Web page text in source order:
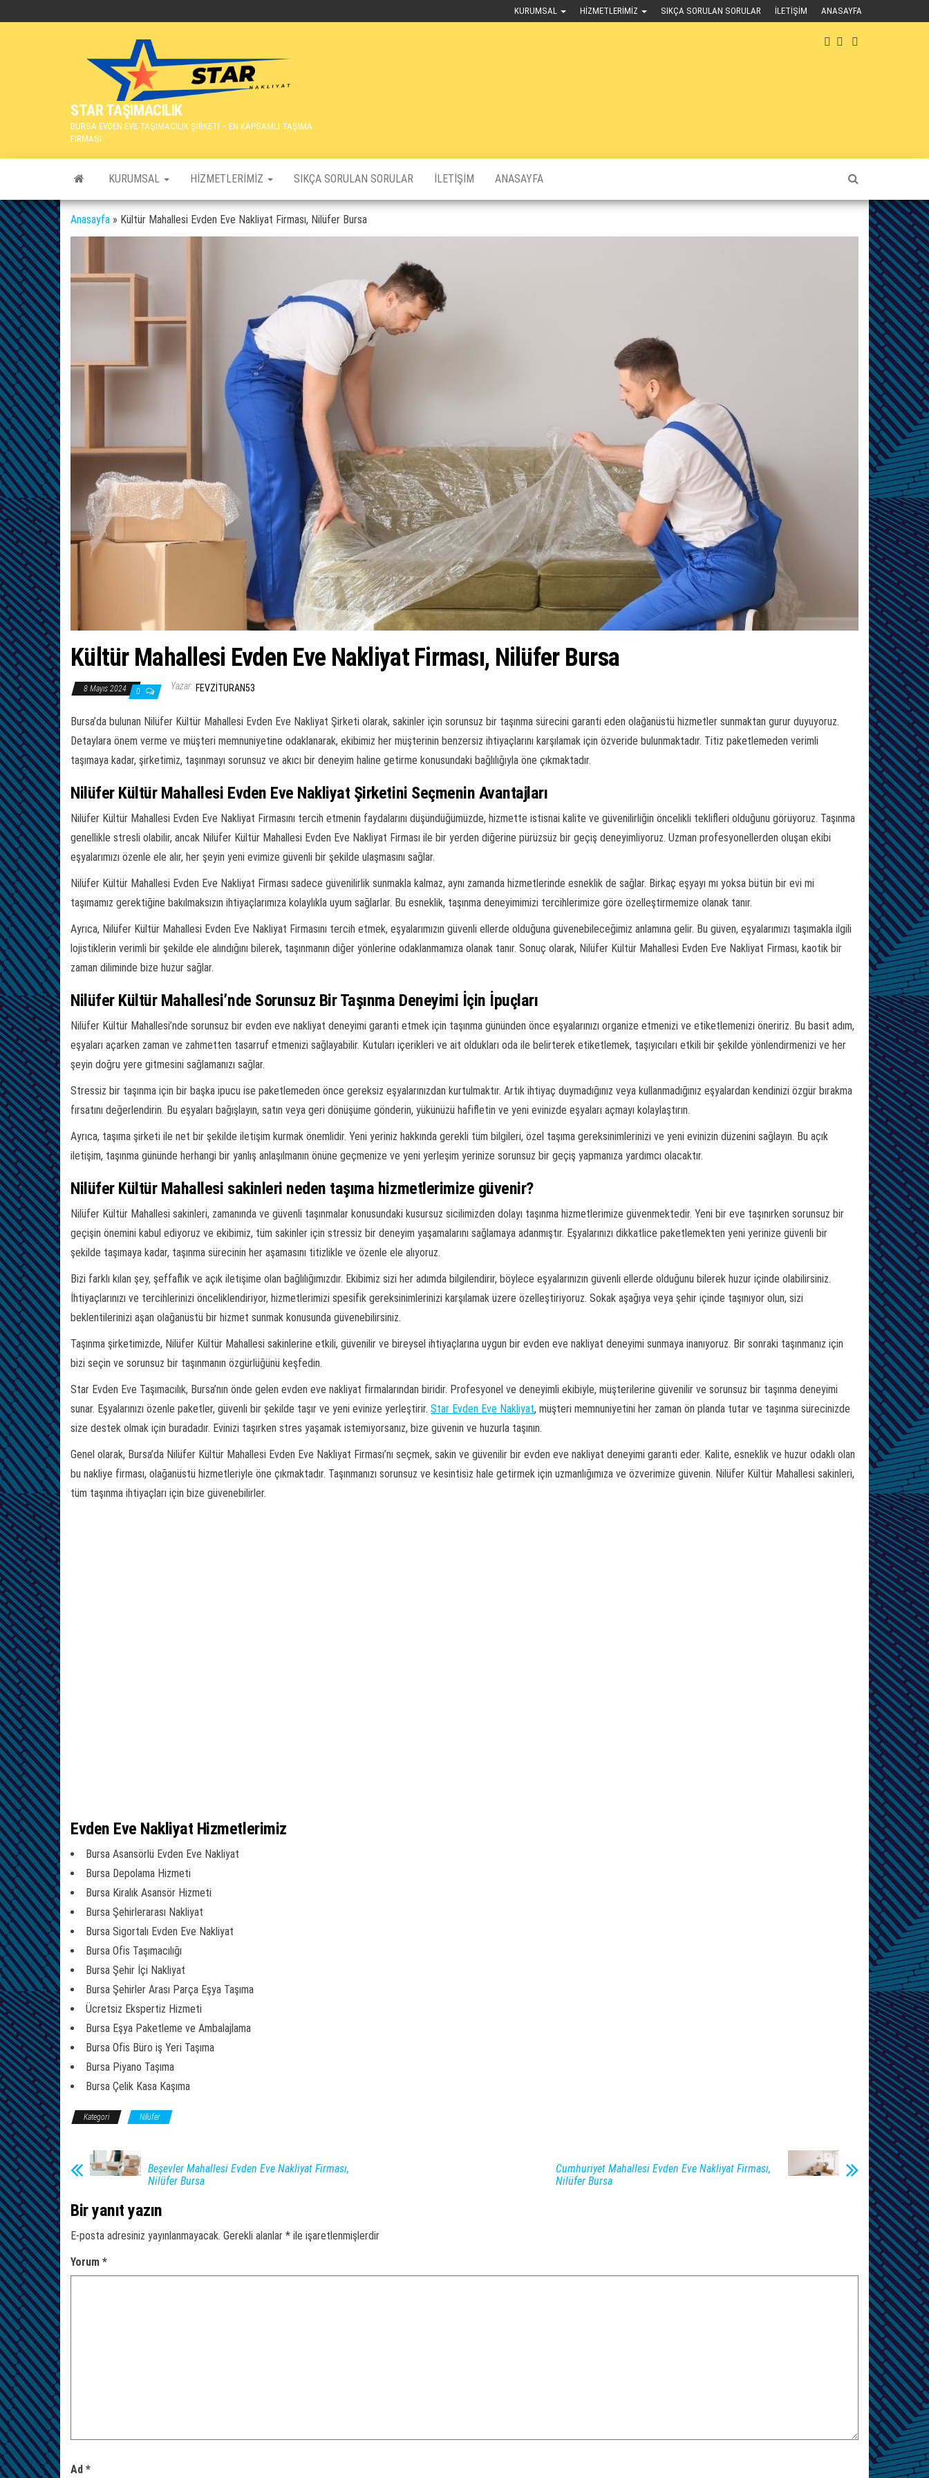
KURUMSAL HIZMETLERIMIZ SIKÇA SORULAN SORULAR İLETIŞIM ANASAYFA
STAR TAŞIMACILIK
BURSA EVDEN EVE TAŞIMACILIK ŞİRKETİ – EN KAPSAMLI TAŞIMA
FİRMASI
KURUMSAL HIZMETLERIMIZ SIKÇA SORULAN SORULAR İLETIŞIM ANASAYFA
Anasayfa » Kültür Mahallesi Evden Eve Nakliyat Firması, Nilüfer Bursa
Kültür Mahallesi Evden Eve Nakliyat Firması, Nilüfer Bursa
8 Mayıs 2024 0 Yazar: FEVZITURAN53
Bursa’da bulunan Nilüfer Kültür Mahallesi Evden Eve Nakliyat Şirketi olarak, sakinler için sorunsuz bir taşınma sürecini garanti eden olağanüstü hizmetler sunmaktan gurur duyuyoruz.
Detaylara önem verme ve müşteri memnuniyetine odaklanarak, ekibimiz her müşterinin benzersiz ihtiyaçlarını karşılamak için özveride bulunmaktadır. Titiz paketlemeden verimli
taşımaya kadar, şirketimiz, taşınmayı sorunsuz ve akıcı bir deneyim haline getirme konusundaki bağlılığıyla öne çıkmaktadır.
Nilüfer Kültür Mahallesi Evden Eve Nakliyat Şirketini Seçmenin Avantajları
Nilüfer Kültür Mahallesi Evden Eve Nakliyat Firmasını tercih etmenin faydalarını düşündüğümüzde, hizmette istisnai kalite ve güvenilirliğin öncelikli teklifleri olduğunu görüyoruz. Taşınma
genellikle stresli olabilir, ancak Nilüfer Kültür Mahallesi Evden Eve Nakliyat Firması ile bir yerden diğerine pürüzsüz bir geçiş deneyimliyoruz. Uzman profesyonellerden oluşan ekibi
eşyalarımızı özenle ele alır, her şeyin yeni evimize güvenli bir şekilde ulaşmasını sağlar.
Nilüfer Kültür Mahallesi Evden Eve Nakliyat Firması sadece güvenilirlik sunmakla kalmaz, aynı zamanda hizmetlerinde esneklik de sağlar. Birkaç eşyayı mı yoksa bütün bir evi mi
taşımamız gerektiğine bakılmaksızın ihtiyaçlarımıza kolaylıkla uyum sağlarlar. Bu esneklik, taşınma deneyimimizi tercihlerimize göre özelleştirmemize olanak tanır.
Ayrıca, Nilüfer Kültür Mahallesi Evden Eve Nakliyat Firmasını tercih etmek, eşyalarımızın güvenli ellerde olduğuna güvenebileceğimiz anlamına gelir. Bu güven, eşyalarımızı taşımakla ilgili
lojistiklerin verimli bir şekilde ele alındığını bilerek, taşınmanın diğer yönlerine odaklanmamıza olanak tanır. Sonuç olarak, Nilüfer Kültür Mahallesi Evden Eve Nakliyat Firması, kaotik bir
zaman diliminde bize huzur sağlar.
Nilüfer Kültür Mahallesi’nde Sorunsuz Bir Taşınma Deneyimi İçin İpuçları
Nilüfer Kültür Mahallesi’nde sorunsuz bir evden eve nakliyat deneyimi garanti etmek için taşınma gününden önce eşyalarınızı organize etmenizi ve etiketlemenizi öneririz. Bu basit adım,
eşyaları açarken zaman ve zahmetten tasarruf etmenizi sağlayabilir. Kutuları içerikleri ve ait oldukları oda ile belirterek etiketlemek, taşıyıcıları etkili bir şekilde yönlendirmenizi ve her
şeyin doğru yere gitmesini sağlamanızı sağlar.
Stressiz bir taşınma için bir başka ipucu ise paketlemeden önce gereksiz eşyalarınızdan kurtulmaktır. Artık ihtiyaç duymadığınız veya kullanmadığınız eşyalardan kendinizi özgür bırakma
fırsatını değerlendirin. Bu eşyaları bağışlayın, satın veya geri dönüşüme gönderin, yükünüzü hafifletin ve yeni evinizde eşyaları açmayı kolaylaştırın.
Ayrıca, taşıma şirketi ile net bir şekilde iletişim kurmak önemlidir. Yeni yeriniz hakkında gerekli tüm bilgileri, özel taşıma gereksinimlerinizi ve yeni evinizin düzenini sağlayın. Bu açık
iletişim, taşınma gününde herhangi bir yanlış anlaşılmanın önüne geçmenize ve yeni yerleşim yerinize sorunsuz bir geçiş yapmanıza yardımcı olacaktır.
Nilüfer Kültür Mahallesi sakinleri neden taşıma hizmetlerimize güvenir?
Nilüfer Kültür Mahallesi sakinleri, zamanında ve güvenli taşınmalar konusundaki kusursuz sicilimizden dolayı taşınma hizmetlerimize güvenmektedir. Yeni bir eve taşınırken sorunsuz bir
geçişin önemini kabul ediyoruz ve ekibimiz, tüm sakinler için stressiz bir deneyim yaşamalarını sağlamaya adanmıştır. Eşyalarınızı dikkatlice paketlemekten yeni yerinize güvenli bir
şekilde taşımaya kadar, taşınma sürecinin her aşamasını titizlikle ve özenle ele alıyoruz.
Bizi farklı kılan şey, şeffaflık ve açık iletişime olan bağlılığımızdır. Ekibimiz sizi her adımda bilgilendirir, böylece eşyalarınızın güvenli ellerde olduğunu bilerek huzur içinde olabilirsiniz.
İhtiyaçlarınızı ve tercihlerinizi önceliklendiriyor, hizmetlerimizi spesifik gereksinimlerinizi karşılamak üzere özelleştiriyoruz. Sokak aşağıya veya şehir içinde taşınıyor olun, sizi
beklentilerinizi aşan olağanüstü bir hizmet sunmak konusunda güvenebilirsiniz.
Taşınma şirketimizde, Nilüfer Kültür Mahallesi sakinlerine etkili, güvenilir ve bireysel ihtiyaçlarına uygun bir evden eve nakliyat deneyimi sunmaya inanıyoruz. Bir sonraki taşınmanız için
bizi seçin ve sorunsuz bir taşınmanın özgürlüğünü keşfedin.
Star Evden Eve Taşımacılık, Bursa’nın önde gelen evden eve nakliyat firmalarından biridir. Profesyonel ve deneyimli ekibiyle, müşterilerine güvenilir ve sorunsuz bir taşınma deneyimi
sunar. Eşyalarınızı özenle paketler, güvenli bir şekilde taşır ve yeni evinize yerleştirir. Star Evden Eve Nakliyat, müşteri memnuniyetini her zaman ön planda tutar ve taşınma sürecinizde
size destek olmak için buradadır. Evinizi taşırken stres yaşamak istemiyorsanız, bize güvenin ve huzurla taşının.
Genel olarak, Bursa’da Nilüfer Kültür Mahallesi Evden Eve Nakliyat Firması’nı seçmek, sakin ve güvenilir bir evden eve nakliyat deneyimi garanti eder. Kalite, esneklik ve huzur odaklı olan
bu nakliye firması, olağanüstü hizmetleriyle öne çıkmaktadır. Taşınmanızı sorunsuz ve kesintisiz hale getirmek için uzmanlığımıza ve özverimize güvenin. Nilüfer Kültür Mahallesi sakinleri,
tüm taşınma ihtiyaçları için bize güvenebilirler.
Evden Eve Nakliyat Hizmetlerimiz
Bursa Asansörlü Evden Eve Nakliyat
Bursa Depolama Hizmeti
Bursa Kiralık Asansör Hizmeti
Bursa Şehirlerarası Nakliyat
Bursa Sigortalı Evden Eve Nakliyat
Bursa Ofis Taşımacılığı
Bursa Şehir İçi Nakliyat
Bursa Şehirler Arası Parça Eşya Taşıma
Ücretsiz Ekspertiz Hizmeti
Bursa Eşya Paketleme ve Ambalajlama
Bursa Ofis Büro iş Yeri Taşıma
Bursa Piyano Taşıma
Bursa Çelik Kasa Kaşıma
Kategori Nilüfer
Beşevler Mahallesi Evden Eve Nakliyat Firması,
Nilüfer Bursa
Cumhuriyet Mahallesi Evden Eve Nakliyat Firması,
Nilüfer Bursa
Bir yanıt yazın
E-posta adresiniz yayınlanmayacak. Gerekli alanlar * ile işaretlenmişlerdir
Yorum *
Ad *